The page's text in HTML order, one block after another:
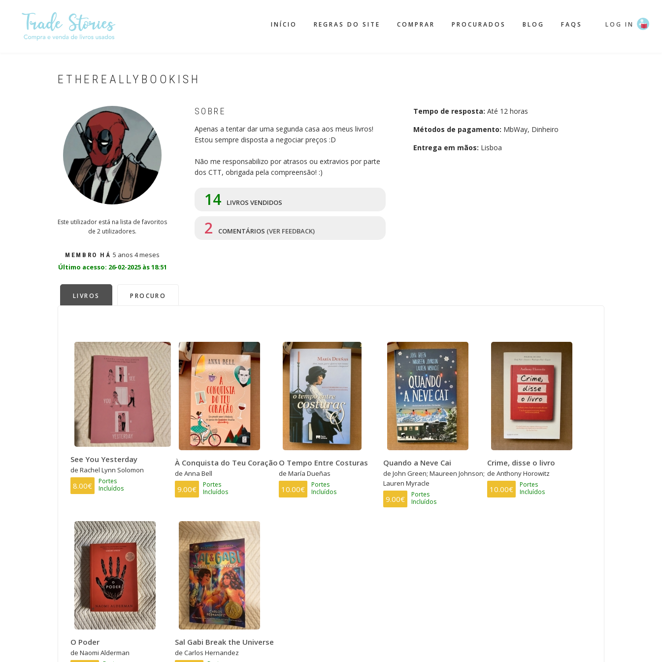
conteúdo
INÍCIO REGRAS DO SITE COMPRAR PROCURADOS BLOG FAQS LOG IN
ETHEREALLYBOOKISH
Este utilizador está na lista de favoritos
de 2 utilizadores.
MEMBRO HÁ 5 anos 4 meses
Último acesso: 26-02-2025 às 18:51
SOBRE
Apenas a tentar dar uma segunda casa aos meus livros!
Estou sempre disposta a negociar preços :D
Não me responsabilizo por atrasos ou extravios por parte
dos CTT, obrigada pela compreensão! :)
14 LIVROS VENDIDOS
2 COMENTÁRIOS (VER FEEDBACK)
Tempo de resposta: Até 12 horas
Métodos de pagamento: MbWay, Dinheiro
Entrega em mãos: Lisboa
LIVROS PROCURO
See You Yesterday
de Rachel Lynn Solomon
8.00€
Portes
Incluídos
À Conquista do Teu Coração
de Anna Bell
9.00€
Portes
Incluídos
O Tempo Entre Costuras
de María Dueñas
10.00€
Portes
Incluídos
Quando a Neve Cai
de John Green; Maureen Johnson;
Lauren Myracle
9.00€
Portes
Incluídos
Crime, disse o livro
de Anthony Horowitz
10.00€
Portes
Incluídos
O Poder
de Naomi Alderman
Sal Gabi Break the Universe
de Carlos Hernandez